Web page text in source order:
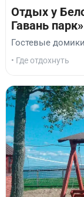
Отдых у
Гавань парк»
Гостевые
• Где отдохнуть